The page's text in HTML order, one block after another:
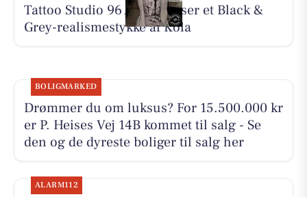
Tattoo Studio 96 Aarhus viser et Black &
Grey-realismestykke af Kola
BOLIGMARKED
Drømmer du om luksus? For 15.500.000 kr
er P. Heises Vej 14B kommet til salg - Se
den og de dyreste boliger til salg her
ALARM112